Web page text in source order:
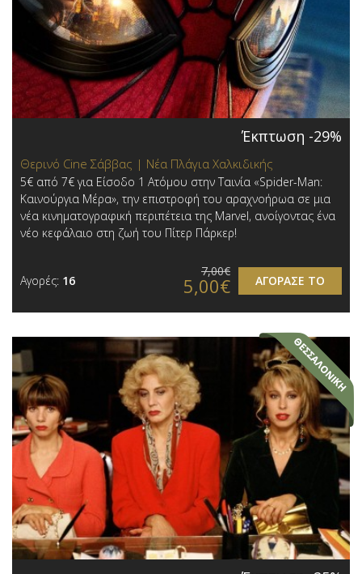
Έκπτωση -29%
Θερινό Cine Σάββας | Νέα Πλάγια Χαλκιδικής
5€ από 7€ για Είσοδο 1 Ατόμου στην Ταινία «Spider-Man:
Καινούργια Μέρα», την επιστροφή του αραχνοήρωα σε μια
νέα κινηματογραφική περιπέτεια της Marvel, ανοίγοντας ένα
νέο κεφάλαιο στη ζωή του Πίτερ Πάρκερ!
Αγορές: 16 ΑΓΟΡΑΣΕ ΤΟ
7,00€
5,00€